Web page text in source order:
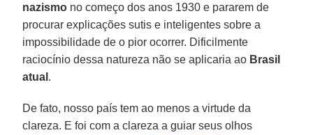
nazismo no começo dos anos 1930 e pararem de
procurar explicações sutis e inteligentes sobre a
impossibilidade de o pior ocorrer. Dificilmente
raciocínio dessa natureza não se aplicaria ao Brasil
atual .
De fato, nosso país tem ao menos a virtude da
clareza. E foi com a clareza a guiar seus olhos